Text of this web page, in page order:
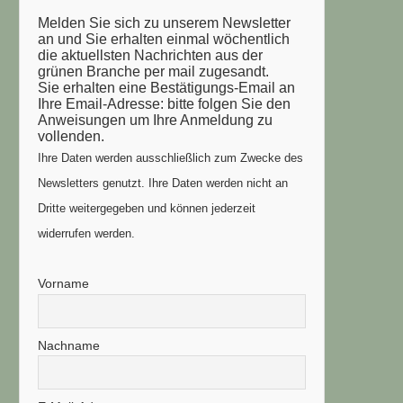
Melden Sie sich zu unserem Newsletter
an und Sie erhalten einmal wöchentlich
die aktuellsten Nachrichten aus der
grünen Branche per mail zugesandt.
Sie erhalten eine Bestätigungs-Email an
Ihre Email-Adresse: bitte folgen Sie den
Anweisungen um Ihre Anmeldung zu
vollenden.
Ihre Daten werden ausschließlich zum Zwecke des
Newsletters genutzt. Ihre Daten werden nicht an
Dritte weitergegeben und können jederzeit
widerrufen werden.
Vorname
Nachname